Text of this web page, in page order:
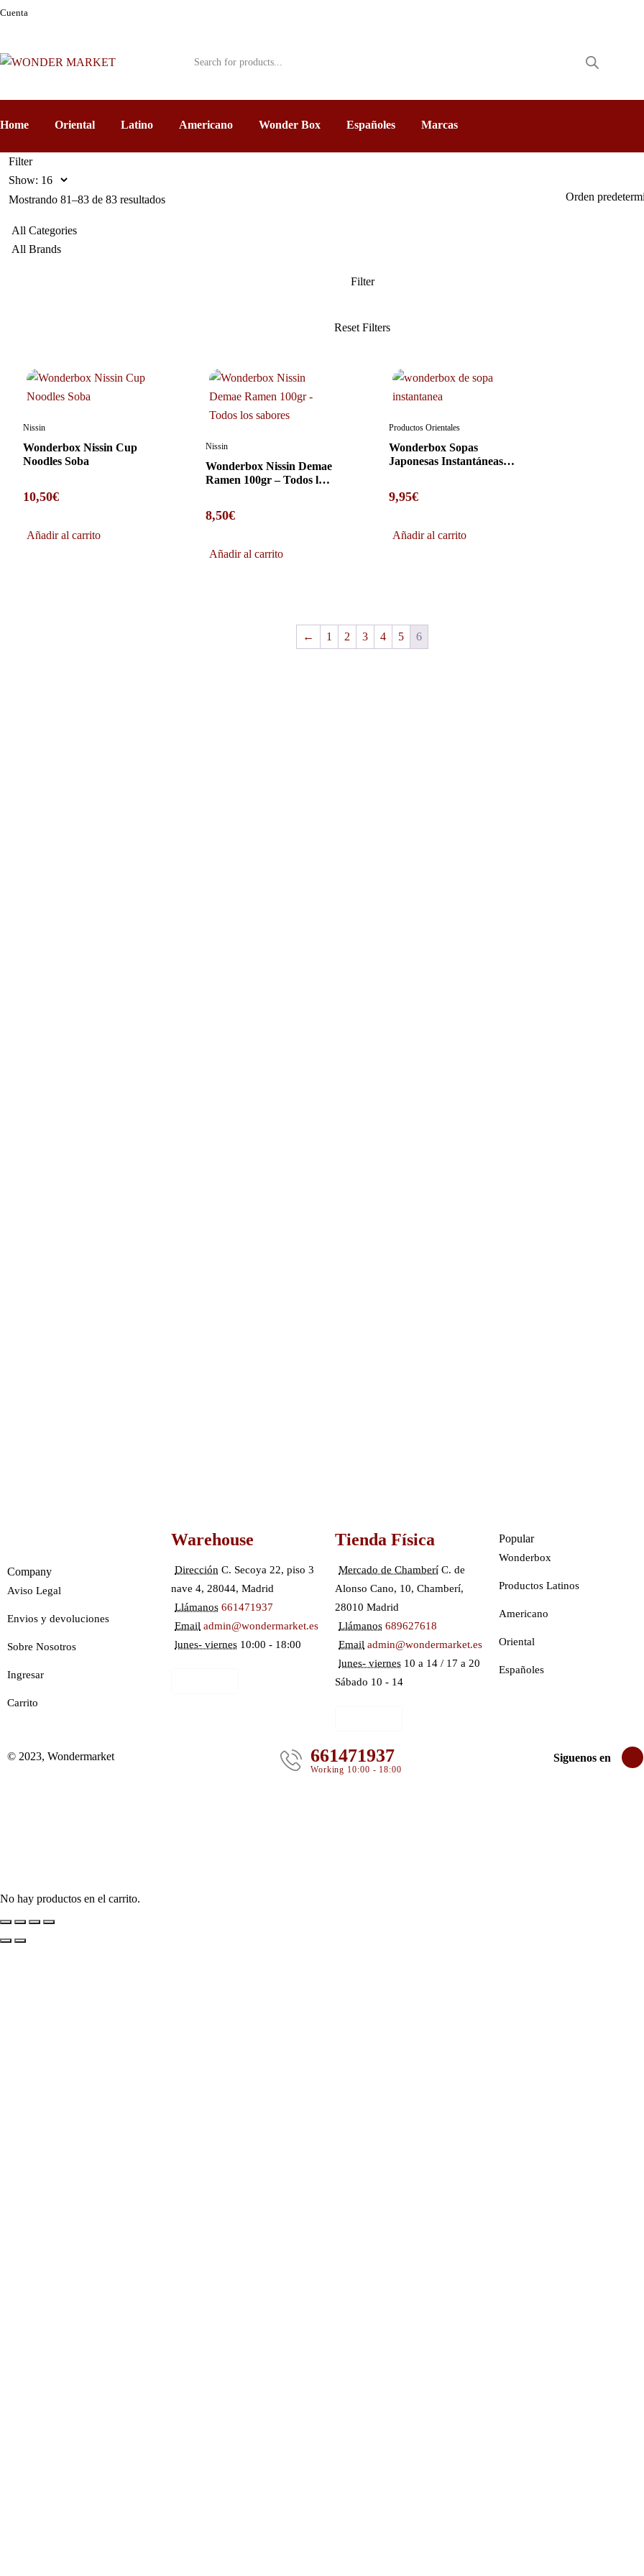
Cuenta
Home Oriental Latino Americano Wonder Box Españoles Marcas
Filter
Show:
Mostrando 81–83 de 83 resultados
Nissin
Wonderbox Nissin Cup
Noodles Soba
10,50€
Añadir al carrito
Nissin
Wonderbox Nissin Demae
Ramen 100gr – Todos los
8,50€
Añadir al carrito
Productos Orientales
Wonderbox Sopas
Japonesas Instantáneas
9,95€
Añadir al carrito
← 1 2 3 4 5 6
Company
Aviso Legal
Envios y devoluciones
Sobre Nosotros
Ingresar
Carrito
Warehouse
Dirección C. Secoya 22, piso 3
nave 4, 28044, Madrid
Llámanos 661471937
Email admin@wondermarket.es
lunes- viernes 10:00 - 18:00
Tienda Física
Mercado de Chamberí C. de
Alonso Cano, 10, Chamberí,
28010 Madrid
Llámanos 689627618
Email admin@wondermarket.es
lunes- viernes 10 a 14 / 17 a 20
Sábado 10 - 14
Popular
Wonderbox
Productos Latinos
Americano
Oriental
Españoles
© 2023, Wondermarket 661471937
Working 10:00 - 18:00
Siguenos en
No hay productos en el carrito.